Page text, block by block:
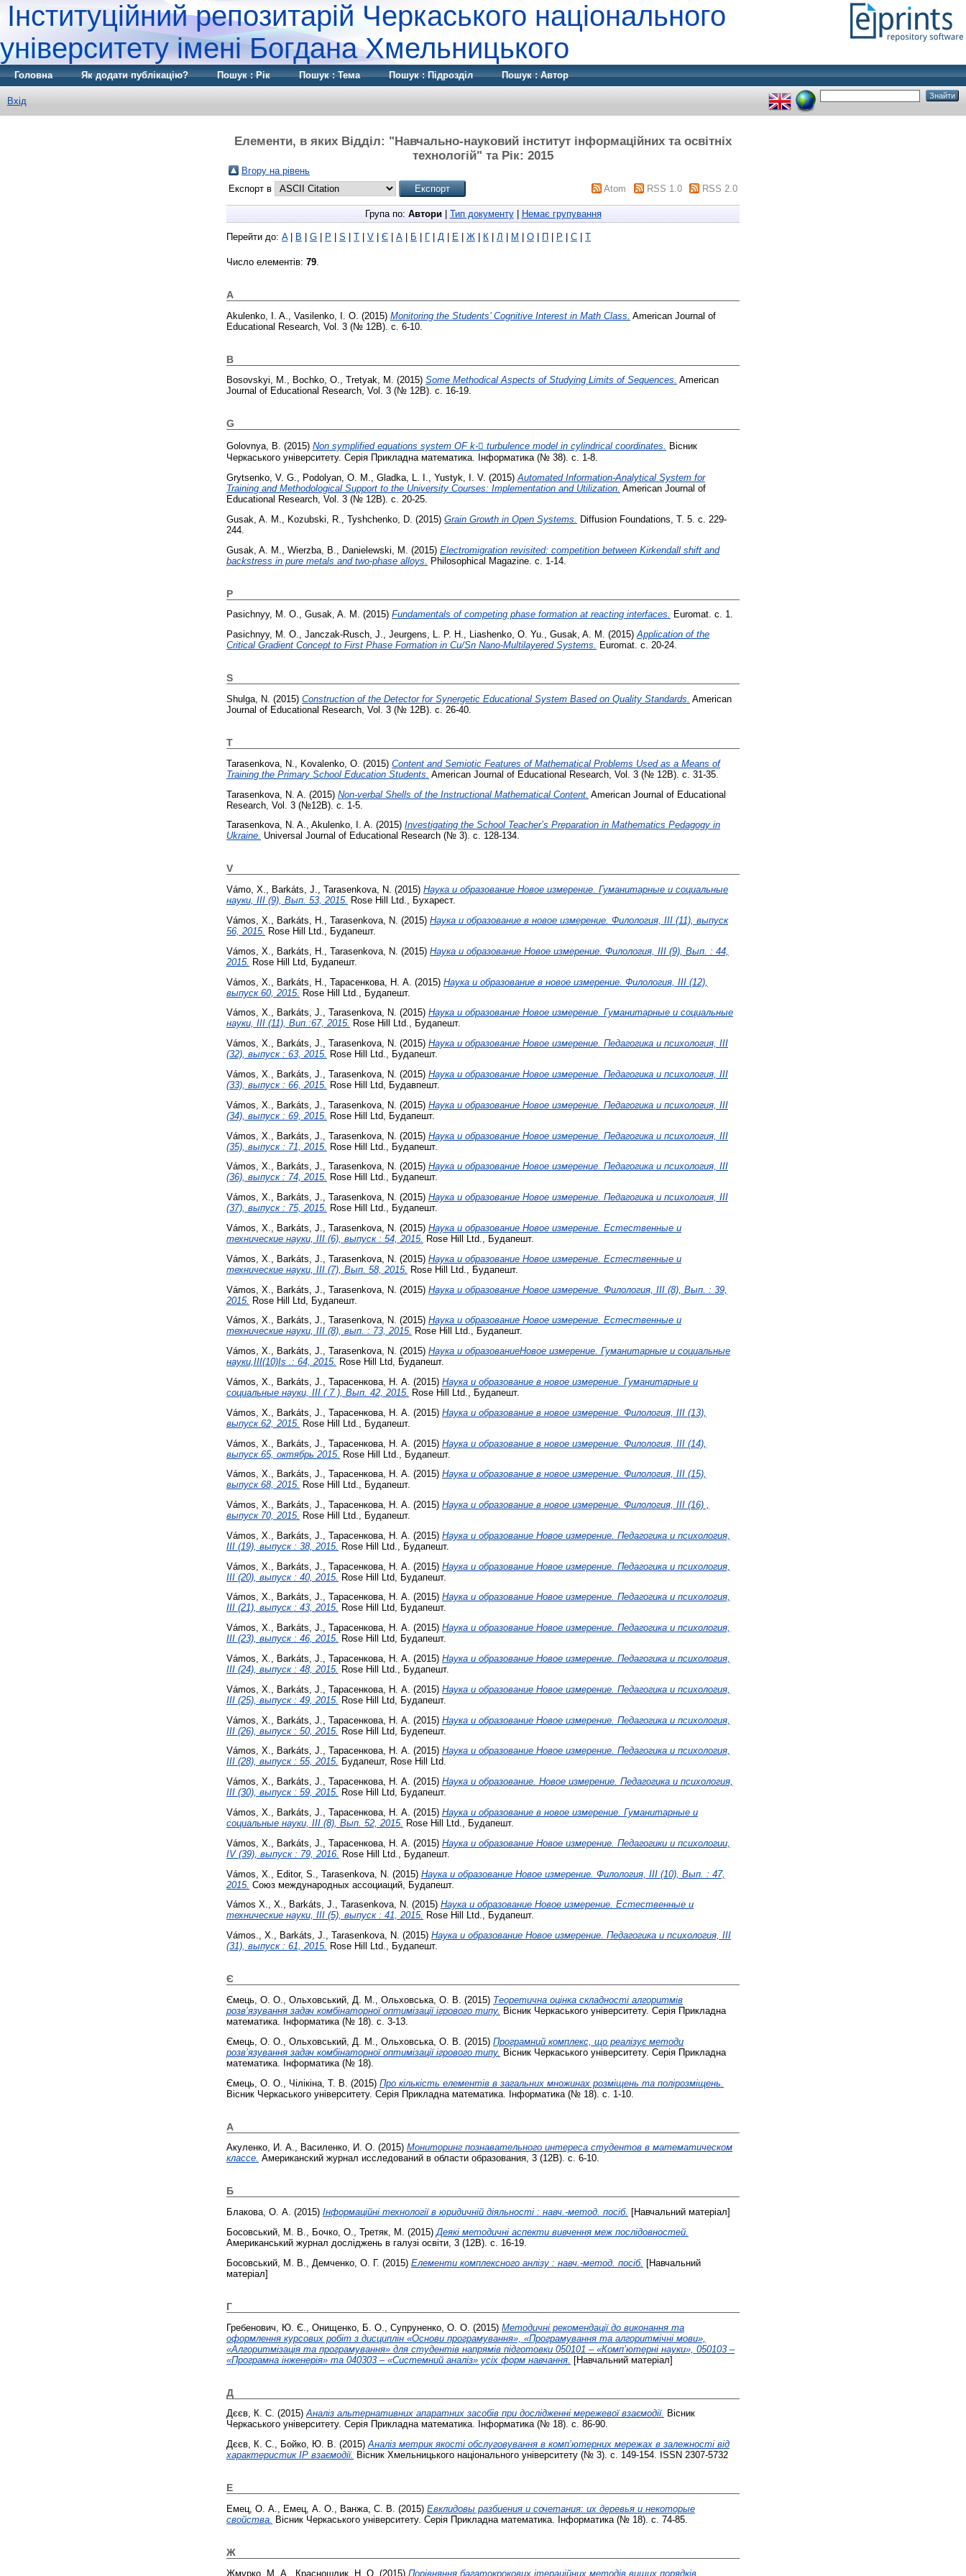
Інституційний репозитарій Черкаського національного
університету імені Богдана Хмельницького
Головна Як додати публікацію? Пошук : Рік Пошук : Тема Пошук : Підрозділ Пошук : Автор
Вхід
Елементи, в яких Відділ: "Навчально-науковий інститут інформаційних та освітніх
технологій" та Рік: 2015
Вгору на рівень
Експорт в
Atom RSS 1.0 RSS 2.0
Група по: Автори| Тип документу| Немає групування
Перейти до: A| B G P S T V Є А Б Г Д Е Ж К Л М О П Р С Т
Число елементів: 79
A
Akulenko, I. A. Vasilenko, I. O. (2015) Monitoring the Students’ Cognitive Interest in Math Class. American Journal of
Educational Research, Vol. 3 (№ 12B). с. 6-10.
B
Bosovskyi, M., Bochko, O., Tretyak, M. (2015) Some Methodical Aspects of Studying Limits of Sequences. American
Journal of Educational Research, Vol. 3 (№ 12B). с. 16-19.
G
Golovnya, B. (2015) Non symplified equations system OF k- turbulence model in cylindrical coordinates. Вісник
Черкаського університету. Серія Прикладна математика. Інформатика (№ 38). с. 1-8.
Grytsenko, V. G.
Podolyan, O. M. Gladka, L. I. Yustyk, I. V. (2015) Automated Information-Analytical System for
Training and Methodological Support to the University Courses: Implementation and Utilization. American Journal of
Educational Research, Vol. 3 (№ 12В). с. 20-25.
Gusak, A. M.
Kozubski, R. Tyshchenko, D. (2015) Grain Growth in Open Systems.
Diffusion Foundations, Т. 5. с. 229-
244.
Gusak, A. M.
Wierzba, B. Danielewski, M. (2015) Electromigration revisited: competition between Kirkendall shift and
backstress in pure metals and two-phase alloys.
Philosophical Magazine. с. 1-14.
P
Pasichnyy, M. O., Gusak, A. M. (2015) Fundamentals of competing phase formation at reacting interfaces. Euromat. с. 1.
Pasichnyy, M. O., Janczak-Rusch, J., Jeurgens, L. P. H., Liashenko, O. Yu., Gusak, A. M. (2015)Application of the
Critical Gradient Concept to First Phase Formation in Cu/Sn Nano-Multilayered Systems. Euromat. с. 20-24.
S
Shulga, N. (2015) Construction of the Detector for Synergetic Educational System Based on Quality Standards. American
Journal of Educational Research, Vol. 3 (№ 12В). с. 26-40.
T
Tarasenkova, N. Kovalenko, O. (2015) Content and Semiotic Features of Mathematical Problems Used as a Means of
Training the Primary School Education Students. American Journal of Educational Research, Vol. 3 (№ 12В). с. 31-35.
Tarasenkova, N. A. (2015) Non-verbal Shells of the Instructional Mathematical Content. American Journal of Educational
Research, Vol. 3 (№12B). с. 1-5.
Tarasenkova, N. A., Akulenko, I. A. (2015) Investigating the School Teacher’s Preparation in Mathematics Pedagogy in
Ukraine. Universal Journal of Educational Research (№ 3). с. 128-134.
V
Vámo, X., Barkáts, J., Tarasenkova, N. (2015) Наука и образование Новое измерение. Гуманитарные и социальные
науки, III (9), Вып. 53, 2015. Rose Hill Ltd., Бухарест.
Vámos, X.
Barkáts, H. Tarasenkova, N. (2015) Наука и образование в новое измерение. Филология, III (11), выпуск
56, 2015. Rose Hill Ltd., Будапешт.
Vámos, X.
Barkáts, H. Tarasenkova, N. (2015) Наука и образование Новое измерение. Филология, III (9), Вып. : 44,
2015. Rose Hill Ltd, Будапешт.
Vámos, X.
Barkáts, H. Тарасенкова, Н. А. (2015) Наука и образование в новое измерение. Филология, III (12),
выпуск 60, 2015. Rose Hill Ltd., Будапешт.
Vámos, X., Barkáts, J., Tarasenkova, N. (2015) Наука и образование Новое измерение. Гуманитарные и социальные
науки, III (11), Вип.:67, 2015. Rose Hill Ltd., Будапешт.
Vámos, X., Barkáts, J., Tarasenkova, N. (2015) Наука и образование Новое измерение. Педагогика и психология, III
(32), выпуск : 63, 2015. Rose Hill Ltd., Будапешт.
Vámos, X.
Barkáts, J. Tarasenkova, N. (2015) Наука и образование Новое измерение. Педагогика и психология, III
(33), выпуск : 66, 2015. Rose Hill Ltd, Будавпешт.
Vámos, X.
Barkáts, J. Tarasenkova, N. (2015) Наука и образование Новое измерение. Педагогика и психология, III
(34), выпуск : 69, 2015. Rose Hill Ltd, Будапешт.
Vámos, X.
Barkáts, J. Tarasenkova, N. (2015) Наука и образование Новое измерение. Педагогика и психология, III
(35), выпуск : 71, 2015. Rose Hill Ltd., Будапешт.
Vámos, X., Barkáts, J., Tarasenkova, N. (2015) Наука и образование Новое измерение. Педагогика и психология, III
(36), выпуск : 74, 2015. Rose Hill Ltd., Будапешт.
Vámos, X., Barkáts, J., Tarasenkova, N. (2015) Наука и образование Новое измерение. Педагогика и психология, III
(37), выпуск : 75, 2015. Rose Hill Ltd., Будапешт.
Vámos, X.
Barkáts, J. Tarasenkova, N. (2015) Наука и образование Новое измерение. Естественные и
технические науки, III (6), выпуск : 54, 2015. Rose Hill Ltd., Будапешт.
Vámos, X.
Barkáts, J. Tarasenkova, N. (2015) Наука и образование Новое измерение. Естественные и
технические науки, III (7), Вып. 58, 2015. Rose Hill Ltd., Будапешт.
Vámos, X.
Barkáts, J. Tarasenkova, N. (2015) Наука и образование Новое измерение. Филология, III (8), Вып. : 39,
2015. Rose Hill Ltd, Будапешт.
Vámos, X., Barkáts, J., Tarasenkova, N. (2015) Наука и образование Новое измерение. Естественные и
технические науки, III (8), вып. : 73, 2015. Rose Hill Ltd., Будапешт.
Vámos, X., Barkáts, J., Tarasenkova, N. (2015) Наука и образованиеНовое измерение. Гуманитарные и социальные
науки,III(10)Is .: 64, 2015. Rose Hill Ltd, Будапешт.
Vámos, X.
Barkáts, J. Тарасенкова, Н. А. (2015) Наука и образование в новое измерение. Гуманитарные и
социальные науки, III ( 7 ), Вып. 42, 2015. Rose Hill Ltd., Будапешт.
Vámos, X.
Barkáts, J. Тарасенкова, Н. А. (2015) Наука и образование в новое измерение. Филология, III (13),
выпуск 62, 2015. Rose Hill Ltd., Будапешт.
Vámos, X.
Barkáts, J. Тарасенкова, Н. А. (2015) Наука и образование в новое измерение. Филология, III (14),
выпуск 65, октябрь 2015. Rose Hill Ltd., Будапешт.
Vámos, X., Barkáts, J., Тарасенкова, Н. А. (2015) Наука и образование в новое измерение. Филология, III (15),
выпуск 68, 2015. Rose Hill Ltd., Будапешт.
Vámos, X., Barkáts, J., Тарасенкова, Н. А. (2015) Наука и образование в новое измерение. Филология, III (16) ,
выпуск 70, 2015. Rose Hill Ltd., Будапешт.
Vámos, X.
Barkáts, J. Тарасенкова, Н. А. (2015) Наука и образование Новое измерение. Педагогика и психология,
III (19), выпуск : 38, 2015. Rose Hill Ltd., Будапешт.
Vámos, X.
Barkáts, J. Тарасенкова, Н. А. (2015) Наука и образование Новое измерение. Педагогика и психология,
III (20), выпуск : 40, 2015. Rose Hill Ltd, Будапешт.
Vámos, X., Barkáts, J., Тарасенкова, Н. А. (2015) Наука и образование Новое измерение. Педагогика и психология,
III (21), выпуск : 43, 2015. Rose Hill Ltd, Будапешт.
Vámos, X., Barkáts, J., Тарасенкова, Н. А. (2015) Наука и образование Новое измерение. Педагогика и психология,
III (23), выпуск : 46, 2015. Rose Hill Ltd, Будапешт.
Vámos, X., Barkáts, J., Тарасенкова, Н. А. (2015) Наука и образование Новое измерение. Педагогика и психология,
III (24), выпуск : 48, 2015. Rose Hill Ltd., Будапешт.
Vámos, X.
Barkáts, J. Тарасенкова, Н. А. (2015) Наука и образование Новое измерение. Педагогика и психология,
III (25), выпуск : 49, 2015. Rose Hill Ltd, Будапешт.
Vámos, X.
Barkáts, J. Тарасенкова, Н. А. (2015) Наука и образование Новое измерение. Педагогика и психология,
III (26), выпуск : 50, 2015. Rose Hill Ltd, Будепешт.
Vámos, X., Barkáts, J., Тарасенкова, Н. А. (2015) Наука и образование Новое измерение. Педагогика и психология,
III (28), выпуск : 55, 2015. Будапешт, Rose Hill Ltd.
Vámos, X., Barkáts, J., Тарасенкова, Н. А. (2015) Наука и образование. Новое измерение. Педагогика и психология,
III (30), выпуск : 59, 2015. Rose Hill Ltd, Будапешт.
Vámos, X., Barkáts, J., Тарасенкова, Н. А. (2015) Наука и образование в новое измерение. Гуманитарные и
социальные науки, III (8), Вып. 52, 2015. Rose Hill Ltd., Будапешт.
Vámos, X.
Barkáts, J. Тарасенкова, Н. А. (2015) Наука и образование Новое измерение. Педагогики и психологии,
IV (39), выпуск : 79, 2016.
Rose Hill Ltd., Будапешт.
Vámos, X.
Editor, S. Tarasenkova, N. (2015) Наука и образование Новое измерение. Филология, III (10), Вып. : 47,
2015. Союз международных ассоциаций, Будапешт.
Vámos X., X., Barkáts, J., Tarasenkova, N. (2015) Наука и образование Новое измерение. Естественные и
технические науки, III (5), выпуск : 41, 2015. Rose Hill Ltd., Будапешт.
Vámos., X., Barkáts, J., Tarasenkova, N. (2015) Наука и образование Новое измерение. Педагогика и психология, III
(31), выпуск : 61, 2015. Rose Hill Ltd., Будапешт.
Є
Ємець, О. О., Ольховський, Д. М., Ольховська, О. В. (2015) Теоретична оцінка складності алгоритмів
розв’язування задач комбінаторної оптимізації ігрового типу. Вісник Черкаського університету. Серія Прикладна
математика. Інформатика (№ 18). с. 3-13.
Ємець, О. О.
Ольховський, Д. М. Ольховська, О. В. (2015) Програмний комплекс, що реалізує методи
розв’язування задач комбінаторної оптимізації ігрового типу. Вісник Черкаського університету. Серія Прикладна
математика. Інформатика (№ 18).
Ємець, О. О.
Чілікіна, Т. В. (2015) Про кількість елементів в загальних множинах розміщень та полірозміщень.
Вісник Черкаського університету. Серія Прикладна математика. Інформатика (№ 18). с. 1-10.
А
Акуленко, И. А., Василенко, И. О. (2015) Мониторинг познавательного интереса студентов в математическом
классе. Американский журнал исследований в области образования, 3 (12В). с. 6-10.
Б
Блакова, О. А. (2015) Інформаційні технології в юридичній діяльності : навч.-метод. посіб. [Навчальний матеріал]
Босовський, М. В., Бочко, О., Третяк, М. (2015)Деякі методичні аспекти вивчення меж послідовностей.
Американський журнал досліджень в галузі освіти, 3 (12В). с. 16-19.
Босовський, М. В.
Демченко, О. Г. (2015) Елементи комплексного анлізу : навч.-метод. посіб. [Навчальний
матеріал]
Г
Гребенович, Ю. Є. Онищенко, Б. О. Супруненко, О. О. (2015) Методичні рекомендації до виконання та
оформлення курсових робіт з дисциплін «Основи програмування», «Програмування та алгоритмічні мови»,
«Алгоритмізація та програмування» для студентів напрямів підготовки 050101 – «Комп’ютерні науки», 050103 –
«Програмна інженерія» та 040303 – «Системний аналіз» усіх форм навчання. [Навчальний матеріал]
Д
Дєєв, К. С. (2015)Аналіз альтернативних апаратних засобів при дослідженні мережевої взаємодії. Вісник
Черкаського університету. Серія Прикладна математика. Інформатика (№ 18). с. 86-90.
Дєєв, К. С., Бойко, Ю. В. (2015)Аналіз метрик якості обслуговування в комп’ютерних мережах в залежності від
характеристик IP взаємодії. Вісник Хмельницького національного університету (№ 3). с. 149-154. ISSN 2307-5732
Е
Емец, О. А., Емец, А. О., Ванжа, С. В. (2015) Евклидовы разбиения и сочетания: их деревья и некоторые
свойства. Вісник Черкаського університету. Серія Прикладна математика. Інформатика (№ 18). с. 74-85.
Ж
Жмурко, М. А. Красношлик, Н. О. (2015) Порівняння багатокрокових ітераційних методів вищих порядків